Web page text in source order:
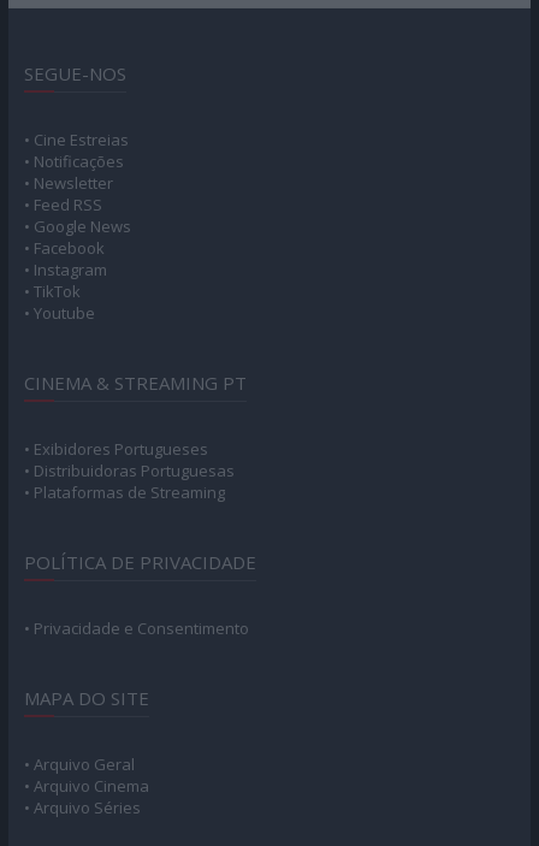
SEGUE-NOS
• Cine Estreias
• Notificações
• Newsletter
• Feed RSS
• Google News
• Facebook
• Instagram
• TikTok
• Youtube
CINEMA & STREAMING PT
• Exibidores Portugueses
• Distribuidoras Portuguesas
• Plataformas de Streaming
POLÍTICA DE PRIVACIDADE
• Privacidade e Consentimento
MAPA DO SITE
• Arquivo Geral
• Arquivo Cinema
• Arquivo Séries